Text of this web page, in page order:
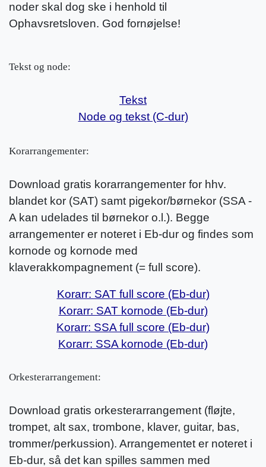
noder skal dog ske i henhold til
Ophavsretsloven. God fornøjelse!
Tekst og node:
Tekst
Node og tekst (C-dur)
Korarrangementer:
Download gratis korarrangementer for hhv.
blandet kor (SAT) samt pigekor/børnekor (SSA -
A kan udelades til børnekor o.l.). Begge
arrangementer er noteret i Eb-dur og findes som
kornode og kornode med
klaverakkompagnement (= full score).
Korarr: SAT full score (Eb-dur)
Korarr: SAT kornode (Eb-dur)
Korarr: SSA full score (Eb-dur)
Korarr: SSA kornode (Eb-dur)
Orkesterarrangement:
Download gratis orkesterarrangement (fløjte,
trompet, alt sax, trombone, klaver, guitar, bas,
trommer/perkussion). Arrangementet er noteret i
Eb-dur, så det kan spilles sammen med